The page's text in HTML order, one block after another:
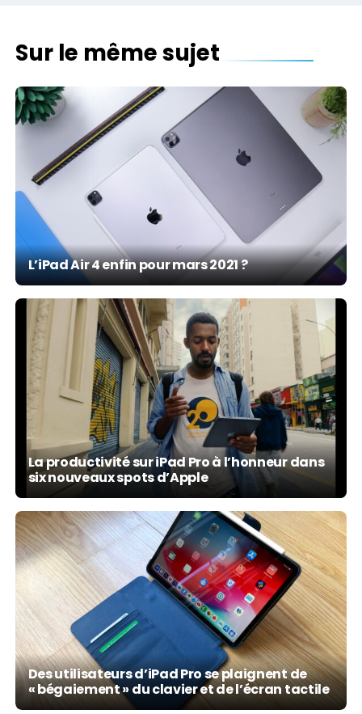
Sur le même sujet
L’iPad Air 4 enfin pour mars 2021 ?
La productivité sur iPad Pro à l’honneur dans
six nouveaux spots d’Apple
Des utilisateurs d’iPad Pro se plaignent de
« bégaiement » du clavier et de l’écran tactile